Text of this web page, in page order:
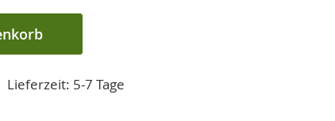
Lieferzeit: 5-7 Tage